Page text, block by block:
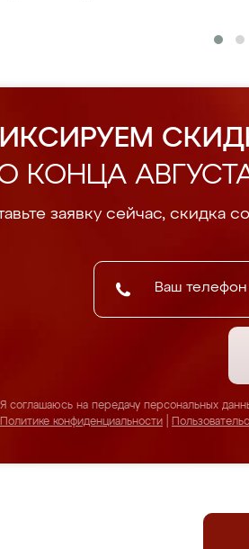
КОНЦА
заявку сейчас, скидка
Я соглашаюсь на передачу персональных
Политике конфиденциальности